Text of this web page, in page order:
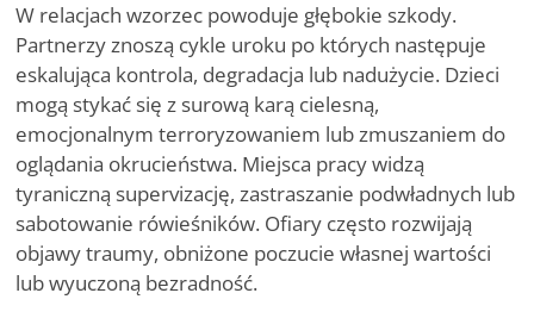
W relacjach wzorzec powoduje głębokie szkody.
Partnerzy znoszą cykle uroku po których następuje
eskalująca kontrola, degradacja lub nadużycie. Dzieci
mogą stykać się z surową karą cielesną,
emocjonalnym terroryzowaniem lub zmuszaniem do
oglądania okrucieństwa. Miejsca pracy widzą
tyraniczną supervizację, zastraszanie podwładnych lub
sabotowanie rówieśników. Ofiary często rozwijają
objawy traumy, obniżone poczucie własnej wartości
lub wyuczoną bezradność.